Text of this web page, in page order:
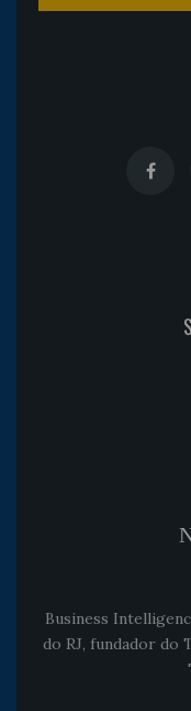
Business
do RJ, fundador do